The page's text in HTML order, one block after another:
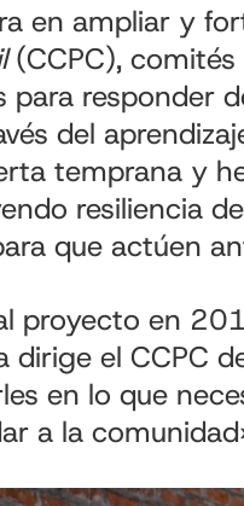
en ampliar y
(CCPC), comités
para responder
del
temprana y
resiliencia
que actúen
proyecto en
dirige el CCPC
en lo que
a la